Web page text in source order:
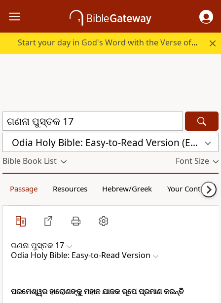
Start your day in God's Word with the Verse of the Day.
Odia Holy Bible: Easy-to-Read Version (ERV-OR)
Bible Book List Font Size
Passage Resources Hebrew/Greek Your Content
ଗଣନା ପୁସ୍ତକ 17
Odia Holy Bible: Easy-to-Read Version
ପରମେଶ୍ୱର ହାରୋଣଙ୍କୁ ମହାନ ଯାଜକ ରୂପେ ପ୍ରମାଣ କରନ୍ତି